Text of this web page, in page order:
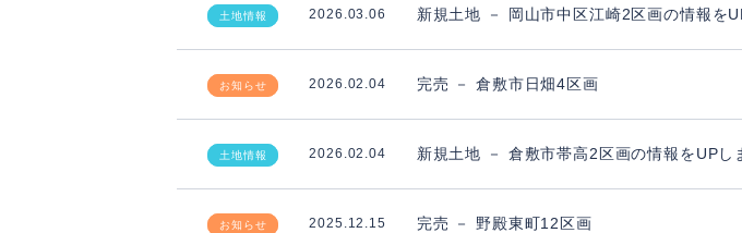
土地情報 2026.03.06 新規土地 － 岡山市中区江崎2区画の情報を
お知らせ 2026.02.04 完売 － 倉敷市日畑4区画
土地情報 2026.02.04 新規土地 － 倉敷市帯高2区画の情報をUPし
お知らせ 2025.12.15 完売 － 野殿東町12区画